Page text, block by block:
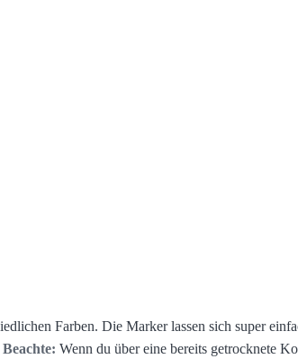
Farben. Die Marker lassen sich super
Beachte: Wenn du über eine bereits getrocknete